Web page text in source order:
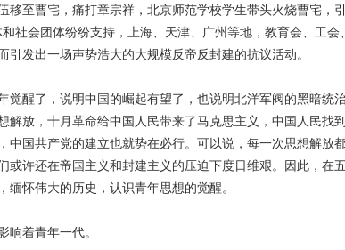
移至曹宅，痛打章宗祥，北京师范学校学生带头火烧曹宅，
社会团体纷纷支持，上海、天津、广州等地，教育会、工会
引发出一场声势浩大的大规模反帝反封建的抗议活动。
醒了，说明中国的崛起有望了，也说明北洋军阀的黑暗统
解放，十月革命给中国人民带来了马克思主义，中国人民找
中国共产党的建立也就势在必行。可以说，每一次思想解放
或许还在帝国主义和封建主义的压迫下度日维艰。因此，在
缅怀伟大的历史，认识青年思想的觉醒。
着青年一代。